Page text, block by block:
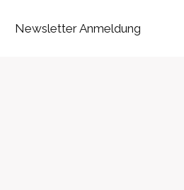
Newsletter Anmeldung